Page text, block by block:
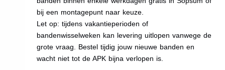
bij een montagepunt naar keuze.
Let op: tijdens vakantieperioden of
bandenwisselweken kan levering uitlopen vanwege de
grote vraag. Bestel tijdig jouw nieuwe banden en
wacht niet tot de APK bijna verlopen is.